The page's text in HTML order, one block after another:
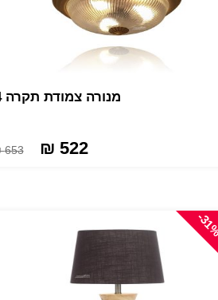
מנורה צמודת תקרה AM824
522 ₪
653 ₪
-